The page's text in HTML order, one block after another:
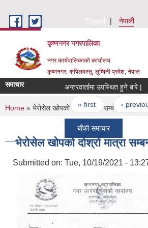
English
नेपाली
कृष्णनगर नगरपालिका
नगर कार्यपालिकाको कार्यालय
कृष्णनगर, कपिलवस्तु, लुम्बिनी प्रदेश, नेपाल
समाचार अन्तरवार्तामा उपस्थित हुने बारे |
Pages
« first ‹ previous
बाँकी समाचार
You are here
Home » भेरोसेल खोपको दोश्रो मात्रा सम्बन्धी सूचना||
भेरोसेल खोपको दोश्रो मात्रा
Submitted on: Tue, 10/19/2021 -